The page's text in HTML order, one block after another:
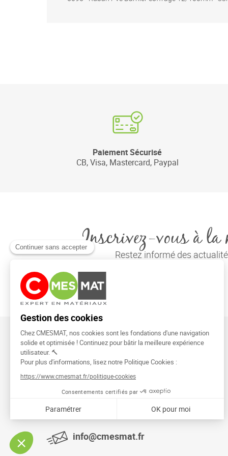
Paiement Sécurisé
CB, Visa, Mastercard, Paypal
Inscrivez-vous à la
Restez informé des
CMESMAT
91026 EVRY COURCOURONNES
info@cmesmat.fr